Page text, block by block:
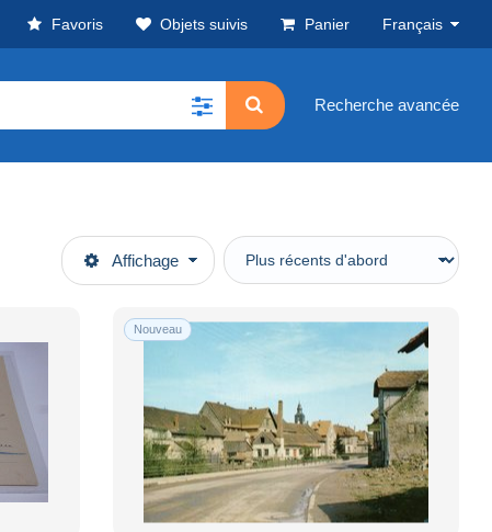
Favoris Objets suivis Panier Français
Recherche avancée
Affichage
Nouveau